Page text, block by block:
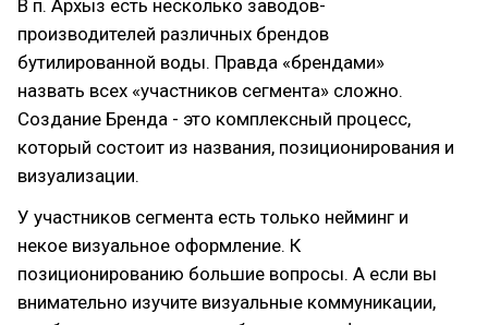
В п. Архыз есть несколько заводов-
производителей различных брендов
бутилированной воды. Правда «брендами»
назвать всех «участников сегмента» сложно.
Создание Бренда - это комплексный процесс,
который состоит из названия, позиционирования и
визуализации.
У участников сегмента есть только нейминг и
некое визуальное оформление. К
позиционированию большие вопросы. А если вы
внимательно изучите визуальные коммуникации,